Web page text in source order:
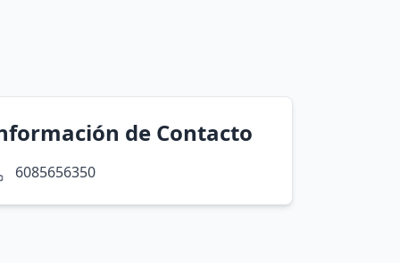
de Contacto
6085656350